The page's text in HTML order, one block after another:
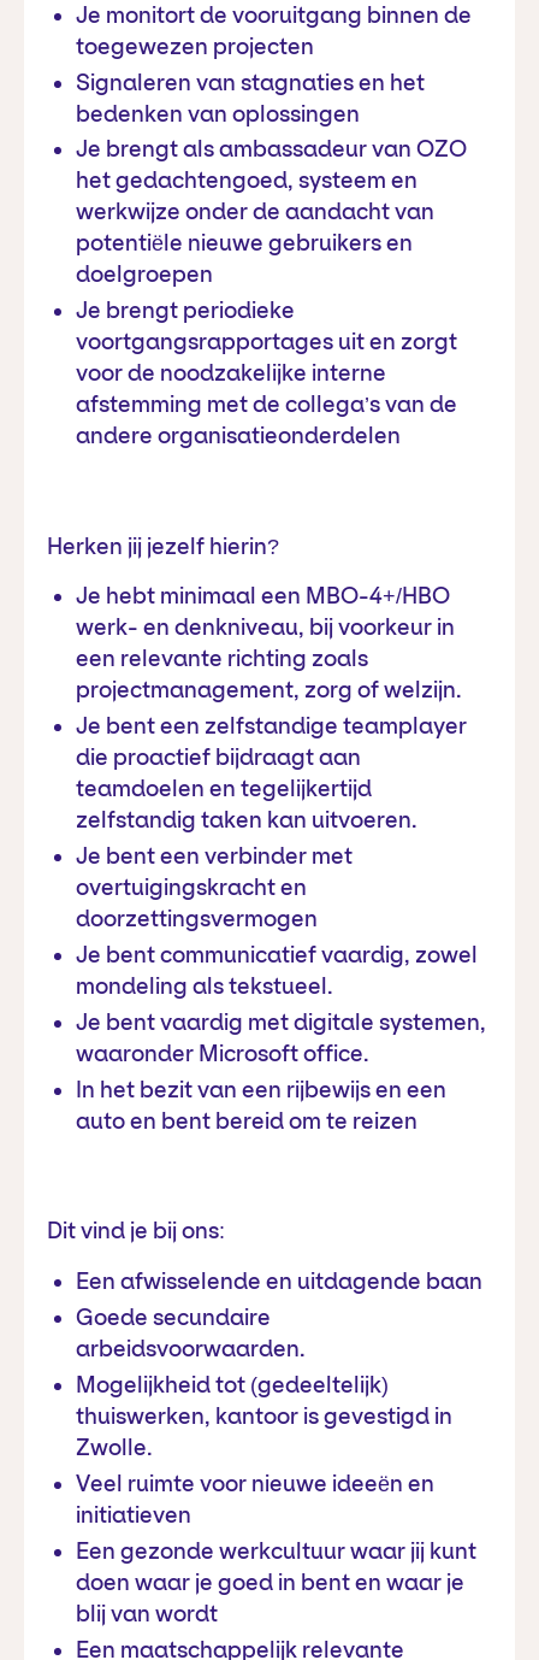
Je monitort de vooruitgang binnen de
toegewezen projecten
Signaleren van stagnaties en het
bedenken van oplossingen
Je brengt als ambassadeur van OZO
het gedachtengoed, systeem en
werkwijze onder de aandacht van
potentiële nieuwe gebruikers en
doelgroepen
Je brengt periodieke
voortgangsrapportages uit en zorgt
voor de noodzakelijke interne
afstemming met de collega’s van de
andere organisatieonderdelen
Herken jij jezelf hierin?
Je hebt minimaal een MBO-4+/HBO
werk- en denkniveau, bij voorkeur in
een relevante richting zoals
projectmanagement, zorg of welzijn.
Je bent een zelfstandige teamplayer
die proactief bijdraagt aan
teamdoelen en tegelijkertijd
zelfstandig taken kan uitvoeren.
Je bent een verbinder met
overtuigingskracht en
doorzettingsvermogen
Je bent communicatief vaardig, zowel
mondeling als tekstueel.
Je bent vaardig met digitale systemen,
waaronder Microsoft office.
In het bezit van een rijbewijs en een
auto en bent bereid om te reizen
Dit vind je bij ons:
Een afwisselende en uitdagende baan
Goede secundaire
arbeidsvoorwaarden.
Mogelijkheid tot (gedeeltelijk)
thuiswerken, kantoor is gevestigd in
Zwolle.
Veel ruimte voor nieuwe ideeën en
initiatieven
Een gezonde werkcultuur waar jij kunt
doen waar je goed in bent en waar je
blij van wordt
Een maatschappelijk relevante